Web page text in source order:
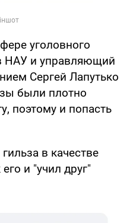
уголовного
НАУ и управляющий
Сергей Лапутько
были плотно
поэтому и попасть
в качестве
и "учил друг"